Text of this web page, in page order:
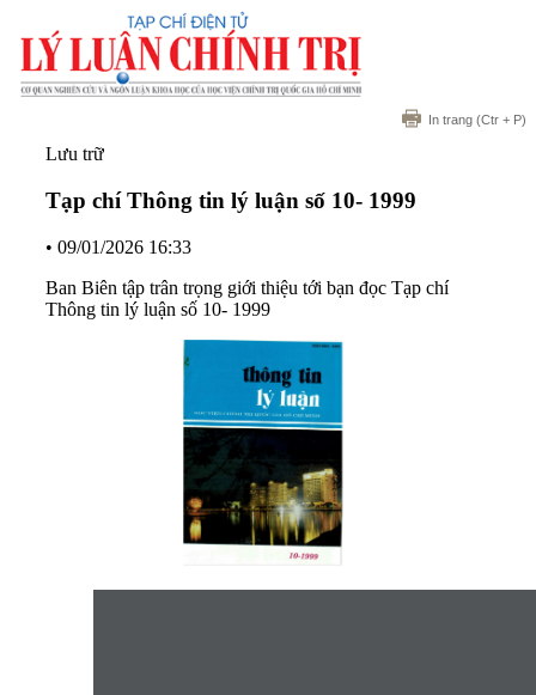
In trang (Ctr + P)
Lưu trữ
Tạp chí Thông tin lý luận số 10- 1999
• 09/01/2026 16:33
Ban Biên tập trân trọng giới thiệu tới bạn đọc Tạp chí
Thông tin lý luận số 10- 1999